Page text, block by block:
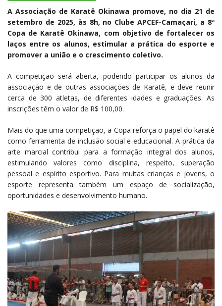
A Associação de Karatê Okinawa promove, no dia 21 de
setembro de 2025, às 8h, no Clube APCEF-Camaçari, a 8ª
Copa de Karatê Okinawa, com objetivo de fortalecer os
laços entre os alunos, estimular a prática do esporte e
promover a união e o crescimento coletivo.
A competição será aberta, podendo participar os alunos da
associação e de outras associações de Karatê, e deve reunir
cerca de 300 atletas, de diferentes idades e graduações. As
inscrições têm o valor de R$ 100,00.
Mais do que uma competição, a Copa reforça o papel do karatê
como ferramenta de inclusão social e educacional. A prática da
arte marcial contribui para a formação integral dos alunos,
estimulando valores como disciplina, respeito, superação
pessoal e espírito esportivo. Para muitas crianças e jovens, o
esporte representa também um espaço de socialização,
oportunidades e desenvolvimento humano.